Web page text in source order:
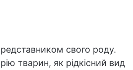
свого роду.
тварин, як рідкісний вид